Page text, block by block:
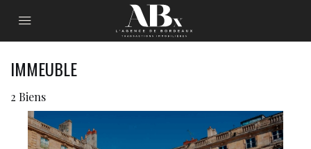
IMMEUBLE
2 Biens